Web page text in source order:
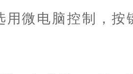
电脑控制，按